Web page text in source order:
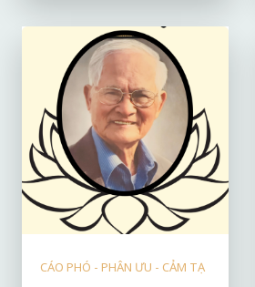
CÁO PHÓ - PHÂN ƯU - CẢM TẠ